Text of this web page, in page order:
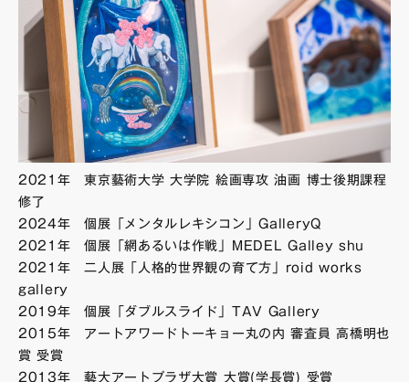
2021年 東京藝術大学 大学院 絵画専攻 油画 博士後期課程
修了
2024年 個展「メンタルレキシコン」GalleryQ
2021年 個展「網あるいは作戦」MEDEL Galley shu
2021年 二人展「人格的世界観の育て方」roid works
gallery
2019年 個展「ダブルスライド」TAV Gallery
2015年 アートアワードトーキョー丸の内 審査員 高橋明也
賞 受賞
2013年 藝大アートプラザ大賞 大賞(学長賞) 受賞